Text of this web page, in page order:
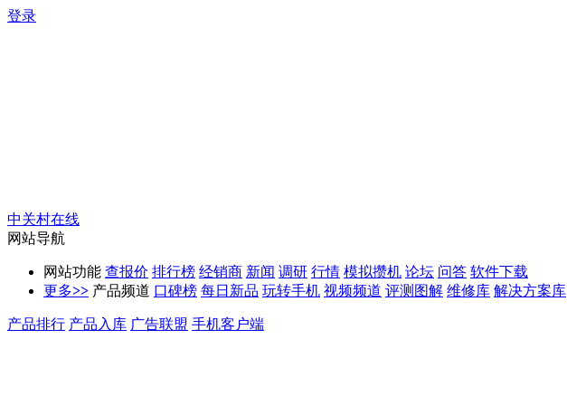
登录
中关村在线
网站导航
网站功能 查报价 排行榜 经销商 新闻 调研 行情 模拟攒机 论坛 问答 软件下载
更多>> 产品频道 口碑榜 每日新品 玩转手机 视频频道 评测图解 维修库 解决方案库
产品排行 产品入库 广告联盟 手机客户端